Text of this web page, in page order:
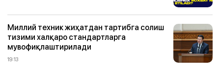
Миллий техник жиҳатдан тартибга солиш
тизими халқаро стандартларга
мувофиқлаштирилади
19:13